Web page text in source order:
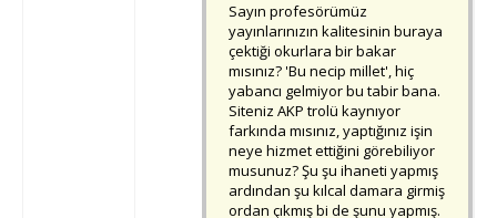
Sayın profesörümüz
yayınlarınızın kalitesinin buraya
çektiği okurlara bir bakar
mısınız? 'Bu necip millet', hiç
yabancı gelmiyor bu tabir bana.
Siteniz AKP trolü kaynıyor
farkında mısınız, yaptığınız işin
neye hizmet ettiğini görebiliyor
musunuz? Şu şu ihaneti yapmış
ardından şu kılcal damara girmiş
ordan çıkmış bi de şunu yapmış.